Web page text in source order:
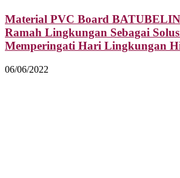
Material PVC Board
Ramah Lingkungan Sebagai
Memperingati Hari Lingkungan
06/06/2022